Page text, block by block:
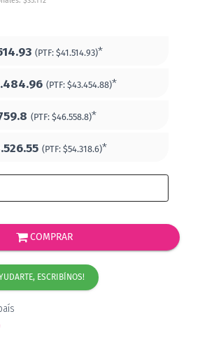
(PTF: $41.514.93)*
(PTF: $43.454.88)*
(PTF: $46.558.8)*
(PTF: $54.318.6)*
COMPRAR
ESCRIBÍNOS!